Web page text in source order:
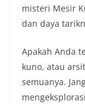
misteri Mesir
dan daya
Apakah Anda
kuno, atau
semuanya.